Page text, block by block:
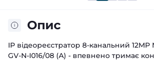
Опис
IP відеореєстратор 8-канальний
GV-N-I016/08 (A) - впевнено тримає